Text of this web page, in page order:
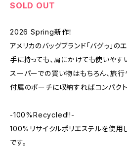
SOLD OUT
2026 Spring新作！
アメリカのバッグブランド「バグゥ」のエ
手に持っても、肩にかけても使いやす
スーパーでの買い物はもちろん、旅
付属のポーチに収納すればコンパクト
-100%Recycled!!-
100%リサイクルポリエステルを使用
です。